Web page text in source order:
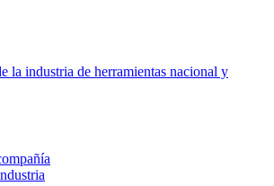
la industria de herramientas nacional y